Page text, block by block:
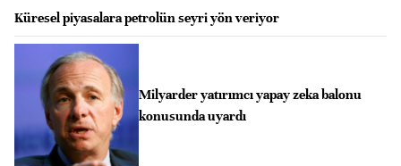
Küresel piyasalara petrolün seyri yön veriyor
Milyarder yatırımcı yapay zeka balonu
konusunda uyardı